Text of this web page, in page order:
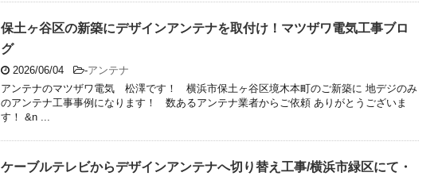
保土ヶ谷区の新築にデザインアンテナを取付け！マツザワ電気工事ブロ
グ
2026/06/04 -アンテナ
アンテナのマツザワ電気 松澤です！ 横浜市保土ヶ谷区境木本町のご新築に 地デジのみ
のアンテナ工事事例になります！ 数あるアンテナ業者からご依頼 ありがとうございま
す！ &n ...
ケーブルテレビからデザインアンテナへ切り替え工事/横浜市緑区にて・